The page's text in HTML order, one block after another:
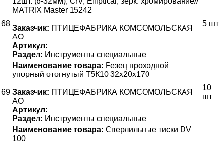
68
MATRIX Master 15242
Заказчик: ПТИЦЕФАБРИКА КОМСОМОЛЬСКАЯ
АО
Артикул:
Раздел: Инструменты специальные
5 шт
69
Наименование товара: Резец проходной
упорный отогнутый Т5К10 32х20х170
Заказчик: ПТИЦЕФАБРИКА КОМСОМОЛЬСКАЯ
АО
Артикул:
Раздел: Инструменты специальные
10
шт
Наименование товара: Сверлильные тиски DV
100